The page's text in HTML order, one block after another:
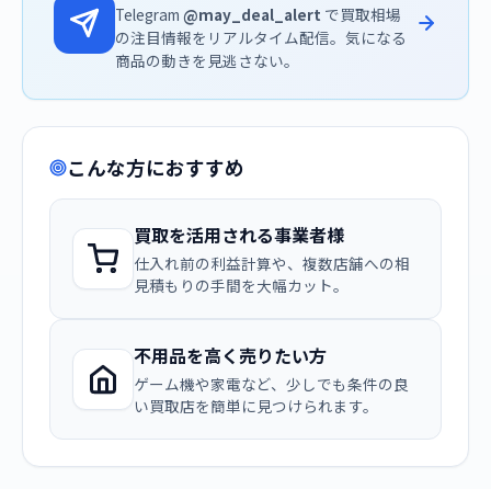
Telegram @may_deal_alert で買取相場
の注目情報をリアルタイム配信。気になる
商品の動きを見逃さない。
こんな方におすすめ
買取を活用される事業者様
仕入れ前の利益計算や、複数店舗への相
見積もりの手間を大幅カット。
不用品を高く売りたい方
ゲーム機や家電など、少しでも条件の良
い買取店を簡単に見つけられます。